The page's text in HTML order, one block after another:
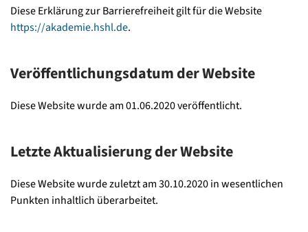
Diese Erklärung zur Barrierefreiheit gilt für die Website
https://akademie.hshl.de.
Veröffentlichungsdatum der Website
Diese Website wurde am 01.06.2020 veröffentlicht.
Letzte Aktualisierung der Website
Diese Website wurde zuletzt am 30.10.2020 in wesentlichen
Punkten inhaltlich überarbeitet.